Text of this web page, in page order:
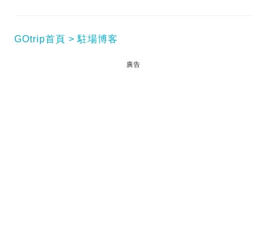
GOtrip首頁 駐場博客
廣告